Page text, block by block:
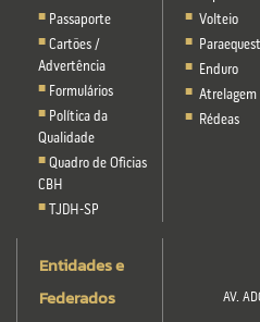
Passaporte
Cartões /
Advertência
Formulários
Política da
Qualidade
Quadro de Oficias
CBH
TJDH-SP
Volteio
Enduro
Atrelagem
Rédeas
Entidades e
Federados
AV.